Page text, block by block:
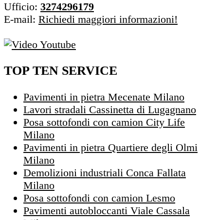
Ufficio: 3274296179
E-mail: Richiedi maggiori informazioni!
TOP TEN SERVICE
Pavimenti in pietra Mecenate Milano
Lavori stradali Cassinetta di Lugagnano
Posa sottofondi con camion City Life
Milano
Pavimenti in pietra Quartiere degli Olmi
Milano
Demolizioni industriali Conca Fallata
Milano
Posa sottofondi con camion Lesmo
Pavimenti autobloccanti Viale Cassala